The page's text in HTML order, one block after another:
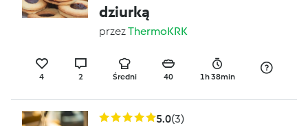
dziurką
przezThermoKRK
4 2 Średni 40 1h 38min
5.0(3)